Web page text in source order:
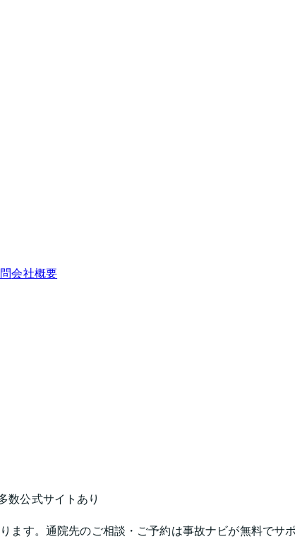
会社概要
数公式サイトあり
す。通院先のご相談・ご予約は事故ナビが無料でサポ